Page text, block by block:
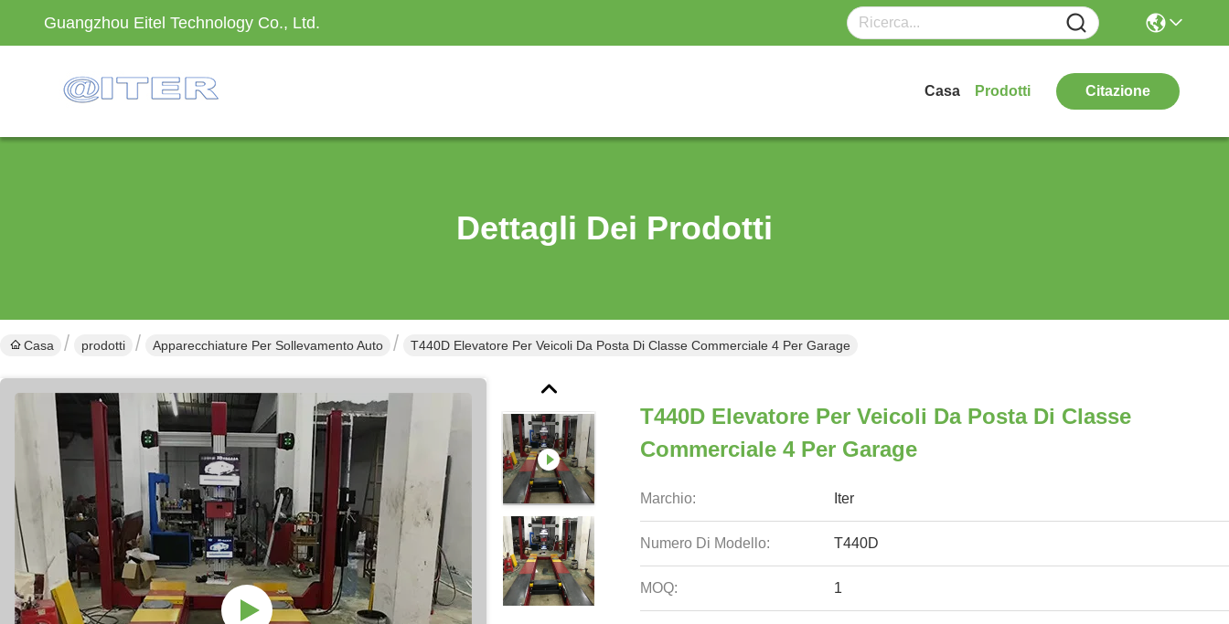
Guangzhou Eitel Technology Co., Ltd.
Casa Prodotti Citazione
Dettagli Dei Prodotti
Casa prodotti Apparecchiature Per Sollevamento Auto T440D Elevatore Per Veicoli Da Posta Di Classe Commerciale 4 Per Garage
T440D Elevatore Per Veicoli Da Posta Di Classe
Commerciale 4 Per Garage
Marchio: Iter
Numero Di Modello: T440D
MOQ: 1